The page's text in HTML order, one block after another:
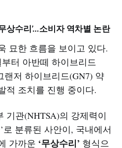
상수리’…소비자 역차별 논란
묘한 흐름을 보이고 있다.
터 아반떼 하이브리드
랜저 하이브리드(GN7) 약
적 조치를 진행 중이다.
기관(NHTSA)의 강제력이
로 분류된 사안이, 국내에서
가까운 ‘무상수리’ 형식으